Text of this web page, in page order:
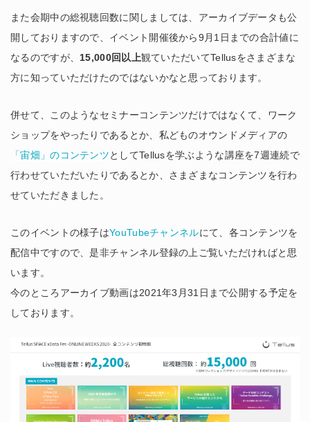
また会期中の総視聴回数に関しましては、アーカイブデータも公
開しておりますので、イベント開催後から9月1日までの合計値に
なるのですが、15,000回以上観ていただいてTellusをさまざまな
方に知っていただけたのではないかなと思っております。
併せて、このようなセミナーコンテンツだけではなくて、ワーク
ショップをやったりであるとか、私どものオウンドメディアの
「宙畑」のコンテンツとしてTellusを学ぶような講座を7週連続で
行わせていただいたりであるとか、さまざまなコンテンツを行わ
せていただきました。
このイベントの様子はYouTubeチャンネルにて、各コンテンツを
配信中ですので、是非チャンネル登録の上ご覧いただければと思
います。
今のところアーカイブ動画は2021年3月31日まで公開する予定を
しております。